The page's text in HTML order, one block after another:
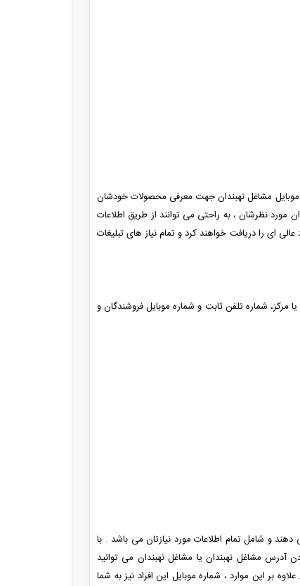
موبایل مشاغل نهبندان جهت معرفی محصولات خودشان
مورد نظرشان ، به راحتی می توانند از طریق اطلاعات
ای را دریافت خواهند کرد و تمام نیاز های تبلیغات
مرکز، شماره تلفن ثابت و شماره موبایل فروشندگان و
دهند و شامل تمام اطلاعات مورد نیازتان می باشد . با
آدرس مشاغل نهبندان یا مشاغل نهبندان می توانید
بر این موارد ، شماره موبایل این افراد نیز به شما